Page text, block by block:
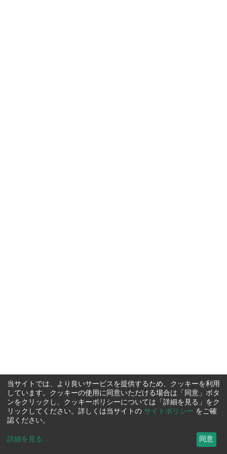
当サイトでは、より良いサービスを提供するため、クッキーを利用
しています。クッキーの使用に同意いただける場合は「同意」ボタ
ンをクリックし、クッキーポリシーについては「詳細を見る」をク
リックしてください。詳しくは当サイトの サイトポリシー をご確
認ください。
詳細を見る ... 同意